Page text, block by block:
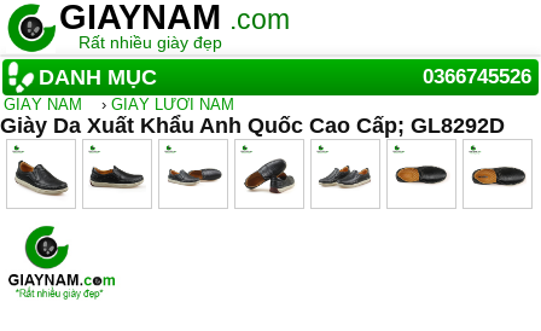
GIAYNAM .com
Rất nhiều giày đẹp
DANH MỤC 0366745526
GIẦY NAM › GIÀY LƯỜI NAM
Giày Da Xuất Khẩu Anh Quốc Cao Cấp; GL8292D